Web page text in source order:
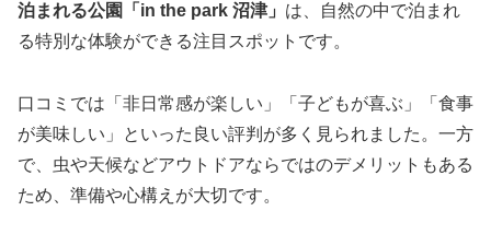
泊まれる公園「in the park 沼津」 は、自然の中で泊まれ
る特別な体験ができる注目スポットです。
口コミでは「非日常感が楽しい」「子どもが喜ぶ」「食事
が美味しい」といった良い評判が多く見られました。一方
で、虫や天候などアウトドアならではのデメリットもある
ため、準備や心構えが大切です。